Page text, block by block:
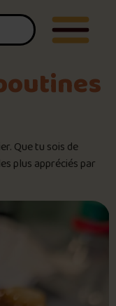
Ouvrir/
vrai
de poutine?
poutine!
POUTZ sur la carte
d’Olivier Primeau
Que tu sois de
plus appréciés par
8.8/10
photo : alexandre lahaie